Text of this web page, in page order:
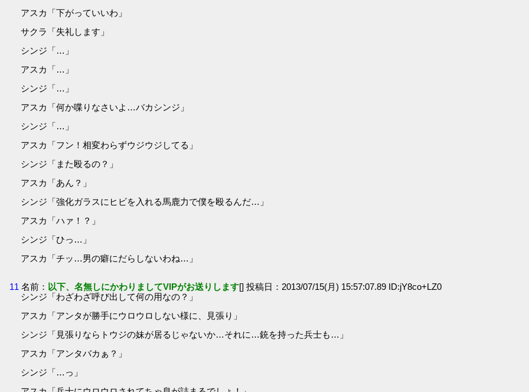
アスカ「下がっていいわ」
サクラ「失礼します」
シンジ「…」
アスカ「…」
シンジ「…」
アスカ「何か喋りなさいよ…バカシンジ」
シンジ「…」
アスカ「フン！相変わらずウジウジしてる」
シンジ「また殴るの？」
アスカ「あん？」
シンジ「強化ガラスにヒビを入れる馬鹿力で僕を殴るんだ…」
アスカ「ハァ！？」
シンジ「ひっ…」
アスカ「チッ…男の癖にだらしないわね…」
11 名前： 以下、名無しにかわりましてVIPがお送りします[] 投稿日：2013/07/15(月) 15:57:07.89 ID:jY8co+LZ0
シンジ「わざわざ呼び出して何の用なの？」
アスカ「アンタが勝手にウロウロしない様に、見張り」
シンジ「見張りならトウジの妹が居るじゃないか…それに…銃を持った兵士も…」
アスカ「アンタバカぁ？」
シンジ「…っ」